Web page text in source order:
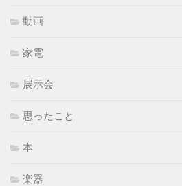
動画
家電
展示会
思ったこと
本
楽器